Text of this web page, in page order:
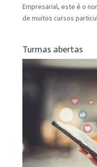
Empresarial, este é o
de muitos cursos
Turmas abertas